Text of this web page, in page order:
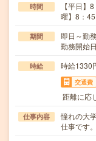
時間
【平日】
曜】8：
期間
即日～勤
勤務開始
時給 時給1330
交通費
距離に応
仕事内容
憧れの大
仕事です